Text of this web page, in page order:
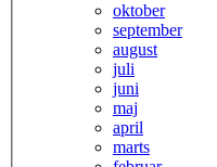
oktober
september
august
juli
juni
maj
april
marts